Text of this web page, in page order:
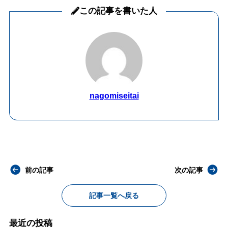
この記事を書いた人
nagomiseitai
前の記事
記事一覧へ戻る
次の記事
最近の投稿